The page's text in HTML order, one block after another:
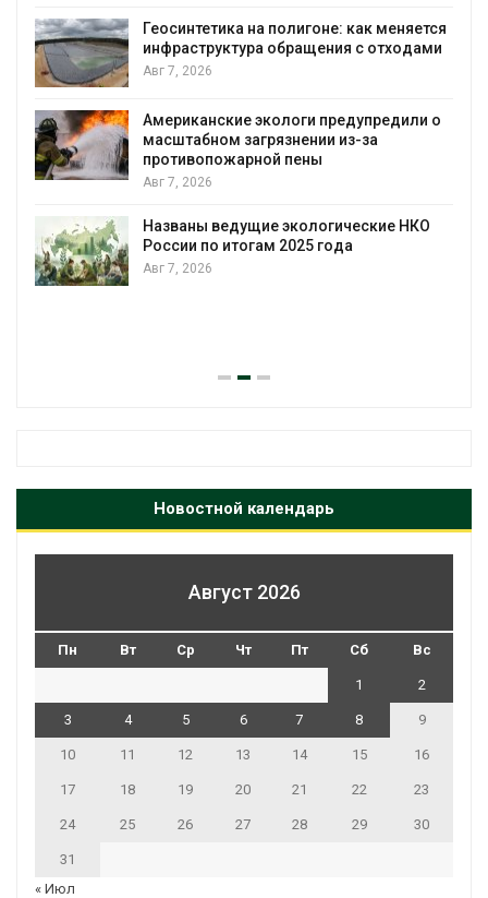
Геосинтетика на полигоне: как меняется
инфраструктура обращения с отходами
Авг 7, 2026
Американские экологи предупредили о
масштабном загрязнении из-за
противопожарной пены
Авг 7, 2026
Названы ведущие экологические НКО
России по итогам 2025 года
Авг 7, 2026
Новостной календарь
Август 2026
Пн Вт Ср Чт Пт Сб Вс
1 2
3 4 5 6 7 8 9
10 11 12 13 14 15 16
17 18 19 20 21 22 23
24 25 26 27 28 29 30
31
« Июл